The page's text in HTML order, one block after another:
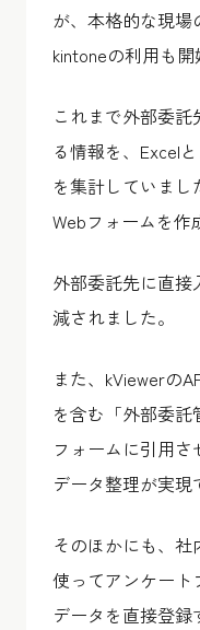
が、本格的な現場
kintoneの利用も開
これまで外部委
る情報を、Excel
を集計していまし
Webフォームを作
外部委託先に直
減されました。
また、kViewerの
を含む「外部委
フォームに引用
データ整理が実現
そのほかにも、社
使ってアンケート
データを直接登